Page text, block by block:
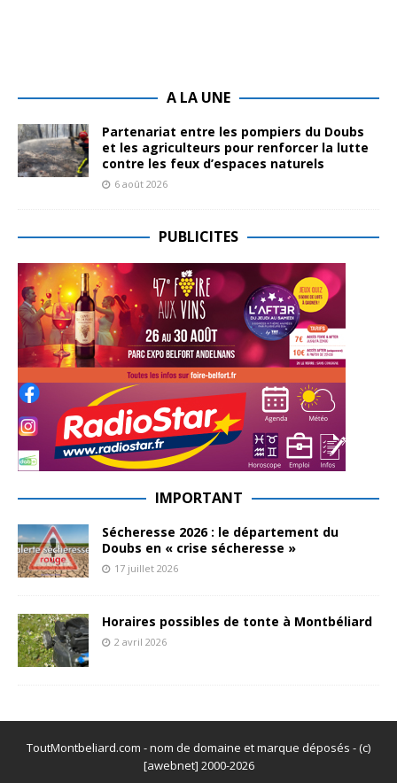
A LA UNE
Partenariat entre les pompiers du Doubs
et les agriculteurs pour renforcer la lutte
contre les feux d’espaces naturels
6 août 2026
PUBLICITES
IMPORTANT
Sécheresse 2026 : le département du
Doubs en « crise sécheresse »
17 juillet 2026
Horaires possibles de tonte à Montbéliard
2 avril 2026
ToutMontbeliard.com - nom de domaine et marque déposés - (c)
[awebnet] 2000-2026